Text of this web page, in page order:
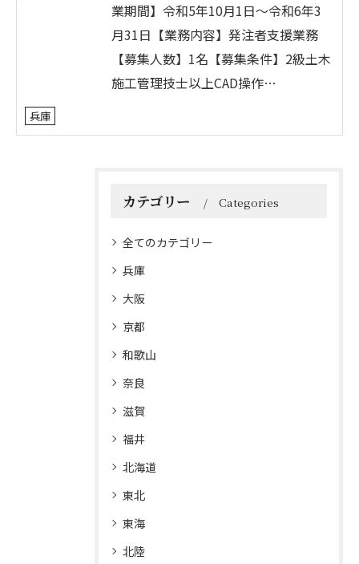
業期間】令和5年10月1日～令和6年3
月31日【業務内容】発注者支援業務
【募集人数】1名【募集条件】2級土木
施工管理技士以上CAD操作…
兵庫
カテゴリー Categories
全てのカテゴリー
兵庫
大阪
京都
和歌山
奈良
滋賀
福井
北海道
東北
東海
北陸